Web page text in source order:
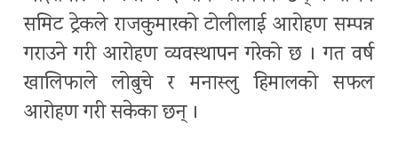
समिट ट्रेकले राजकुमारको टोलीलाई आरोहण सम्पन्न
गराउने गरी आरोहण व्यवस्थापन गरेको छ । गत वर्ष
खालिफाले लोबुचे र मनास्लु हिमालको सफल
आरोहण गरी सकेका छन् ।